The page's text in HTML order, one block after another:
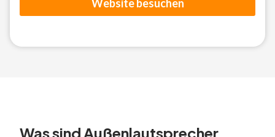
Website besuchen
Was sind Außenlautsprecher